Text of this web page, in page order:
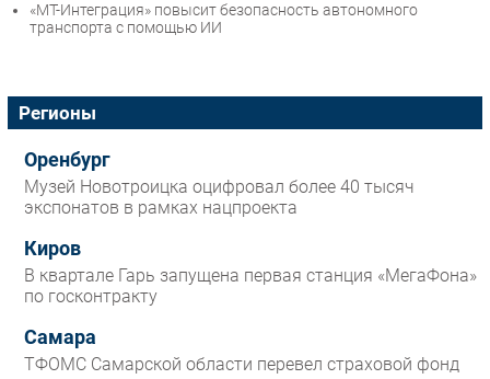
«МТ-Интеграция» повысит безопасность автономного
транспорта с помощью ИИ
Регионы
Оренбург
Музей Новотроицка оцифровал более 40 тысяч
экспонатов в рамках нацпроекта
Киров
В квартале Гарь запущена первая станция «МегаФона»
по госконтракту
Самара
ТФОМС Самарской области перевел страховой фонд